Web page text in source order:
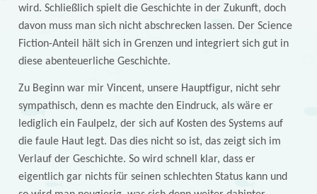
wird. Schließlich spielt die Geschichte in der Zukunft, doch
davon muss man sich nicht abschrecken lassen. Der Science
Fiction-Anteil hält sich in Grenzen und integriert sich gut in
diese abenteuerliche Geschichte.
Zu Beginn war mir Vincent, unsere Hauptfigur, nicht sehr
sympathisch, denn es machte den Eindruck, als wäre er
lediglich ein Faulpelz, der sich auf Kosten des Systems auf
die faule Haut legt. Das dies nicht so ist, das zeigt sich im
Verlauf der Geschichte. So wird schnell klar, dass er
eigentlich gar nichts für seinen schlechten Status kann und